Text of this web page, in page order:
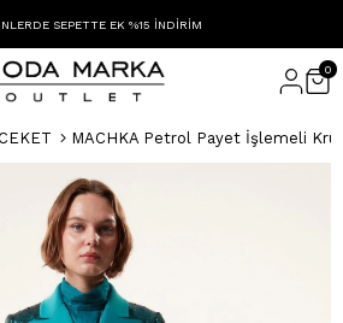
SEPETTE EK %15 İNDİRİM
0
CEKET MACHKA Petrol Payet İşlemeli